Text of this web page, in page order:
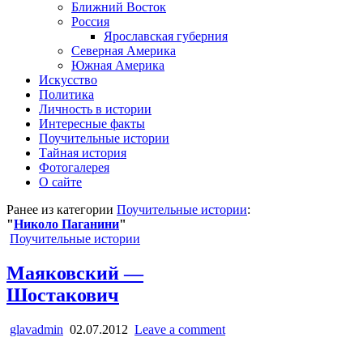
Ближний Восток
Россия
Ярославская губерния
Северная Америка
Южная Америка
Искусство
Политика
Личность в истории
Интересные факты
Поучительные истории
Тайная история
Фотогалерея
О сайте
Ранее из категории Поучительные истории:
"Николо Паганини"
Posted
Поучительные истории
Маяковский —
Шостакович
glavadmin 02.07.2012 Leave a comment